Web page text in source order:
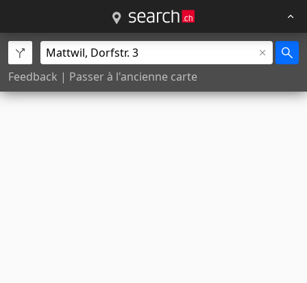
Feedback | Passer à l'ancienne carte